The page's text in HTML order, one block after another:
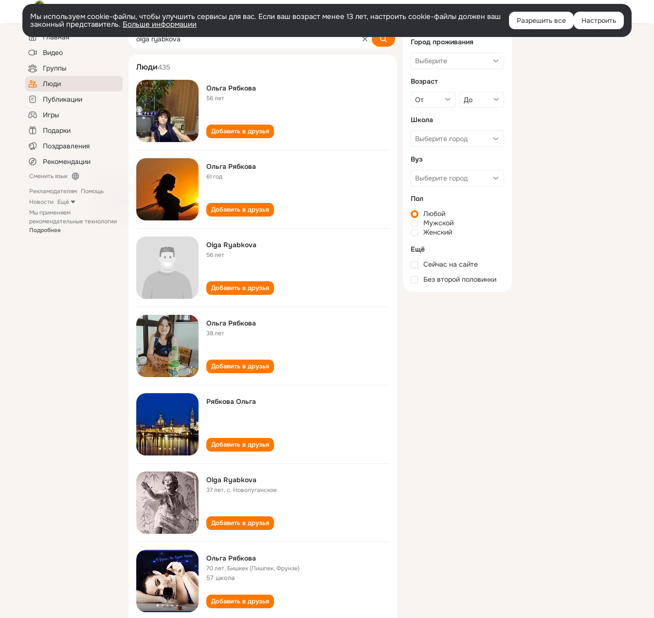
Войти
Мы используем cookie-файлы, чтобы улучшить сервисы для вас. Если ваш возраст менее 13 лет, настроить cookie-файлы должен ваш
законный представитель. Больше информации Разрешить все Настроить
Левая
колонкаГлавная
Видео
Группы
Люди
Публикации
Игры
Подарки
Поздравления
Рекомендации
Сменить язык
Рекламодателям Помощь
Новости Ещё
Мы применяем
рекомендательные технологии
Подробнее
olga ryabkova
Люди435
Ольга Рябкова
56 лет
Добавить в друзья
Ольга Рябкова
61 год
Добавить в друзья
Olga Ryabkova
56 лет
Добавить в друзья
Ольга Рябкова
38 лет
Добавить в друзья
Рябкова Ольга
Добавить в друзья
Olga Ryabkova
37 лет,с. Новолуганское
Добавить в друзья
Ольга Рябкова
70 лет, Бишкек (Пишпек, Фрунзе)
57 школа
Добавить в друзья
Город проживания
Возраст
Школа
Вуз
Пол
Любой
Мужской
Женский
Ещё
Сейчас на сайте
Без второй половинки